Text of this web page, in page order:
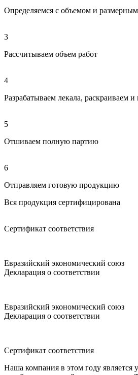
Определяемся с объемом и
3
Рассчитываем объем работ
4
Разрабатываем лекала, раскраиваем
5
Отшиваем полную партию
6
Отправляем готовую продукцию
Вся продукция сертифицирована
Сертификат соответствия
Евразийский экономический союз
Декларация о соответствии
Евразийский экономический союз
Декларация о соответствии
Сертификат соответствия
Наша компания в этом году является